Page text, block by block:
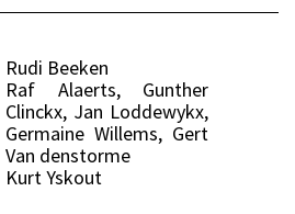
Rudi Beeken
Raf Alaerts, Gunther
Clinckx, Jan Loddewykx,
Germaine Willems, Gert
Van denstorme
Kurt Yskout